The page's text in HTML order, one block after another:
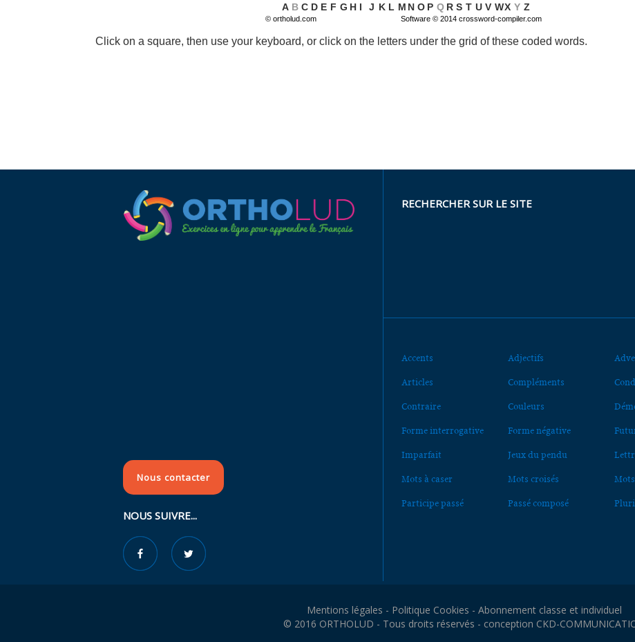
A B C D E F G H I J K L M N O P Q R S T U V WX Y Z
Software © 2014 crossword-compiler.com
© ortholud.com
Click on a square, then use your keyboard, or click on the letters under the grid of these coded words.
Nous contacter
NOUS SUIVRE...
RECHERCHER SUR LE SITE
Accents Adjectifs
Articles Compléments
Contraire Couleurs
Forme interrogative Forme négative
Imparfait Jeux du pendu
Mots à caser Mots croisés
Participe passé Passé composé
Mentions légales - Politique Cookies - Abonnement classe et individuel
© 2016 ORTHOLUD - Tous droits réservés - conception CKD-